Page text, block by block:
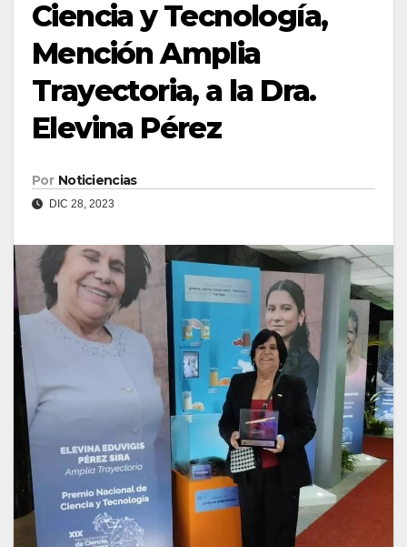
Ciencia y Tecnología,
Mención Amplia
Trayectoria, a la Dra.
Elevina Pérez
Por Noticiencias
DIC 28, 2023